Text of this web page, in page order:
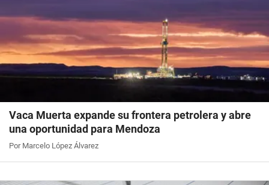
Vaca Muerta expande su frontera petrolera y abre
una oportunidad para Mendoza
Por Marcelo López Álvarez